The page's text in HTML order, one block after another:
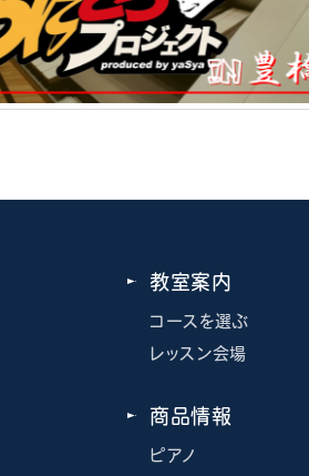
教室案内
コースを選ぶ
レッスン会場
商品情報
ピアノ